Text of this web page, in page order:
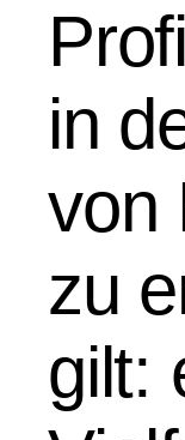
in
von
zu
gilt: